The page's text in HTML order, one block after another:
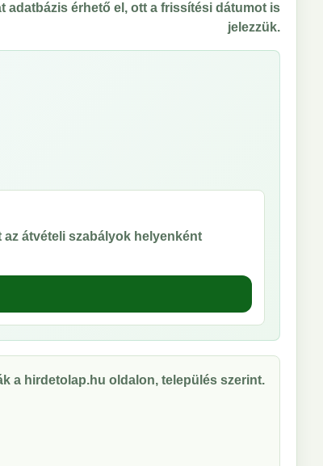
adatbázis érhető el, ott a frissítési dátumot is
jelezzük.
átvételi szabályok helyenként
a hirdetolap.hu oldalon, település szerint.